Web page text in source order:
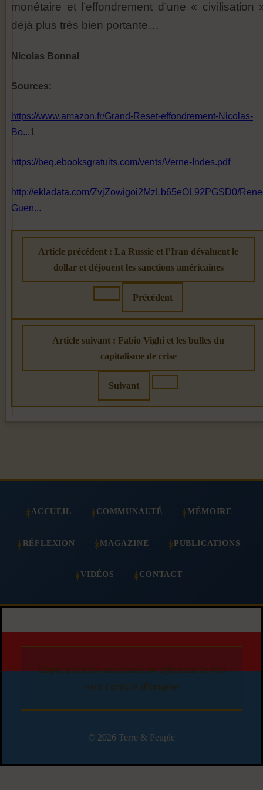
monétaire et l’effondrement d’une « civilisation
déjà plus très bien portante…
Nicolas Bonnal
Sources:
https://www.amazon.fr/Grand-Reset-effondrement-Nicolas-
Bo...1
https://beq.ebooksgratuits.com/vents/Verne-Indes.pdf
http://ekladata.com/ZvjZowigoi2MzLb65eOL92PGSD0/
Guen...
Article précédent : La Russie et l’Iran dévaluent le
dollar et déjouent les sanctions américaines
Précédent
Article suivant : Fabio Vighi et les bulles du
capitalisme de crise
Suivant
ACCUEIL COMMUNAUTÉ MÉMOIRE
RÉFLEXION MAGAZINE PUBLICATIONS
VIDÉOS CONTACT
Copie d'article autorisée en affichant le lien
vers l'article d'origine
© 2026 Terre & Peuple